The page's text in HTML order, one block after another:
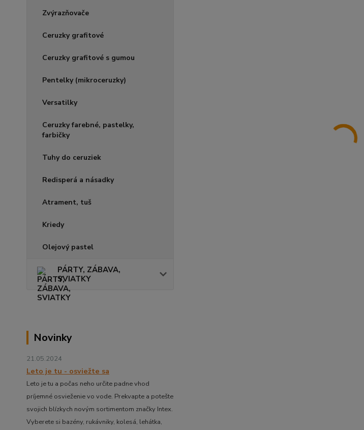
Zvýrazňovače
Ceruzky grafitové
Ceruzky grafitové s gumou
Pentelky (mikroceruzky)
Versatilky
Ceruzky farebné, pastelky,
farbičky
Tuhy do ceruziek
Redisperá a násadky
Atrament, tuš
Kriedy
Olejový pastel
PÁRTY, ZÁBAVA,
SVIATKY
Novinky
21.05.2024
Leto je tu - osviežte sa
Leto je tu a počas neho určite padne vhod
príjemné osvieženie vo vode. Prekvapte a potešte
svojich blízkych novým sortimentom značky Intex.
Vyberete si bazény, rukávniky, kolesá, lehátka,